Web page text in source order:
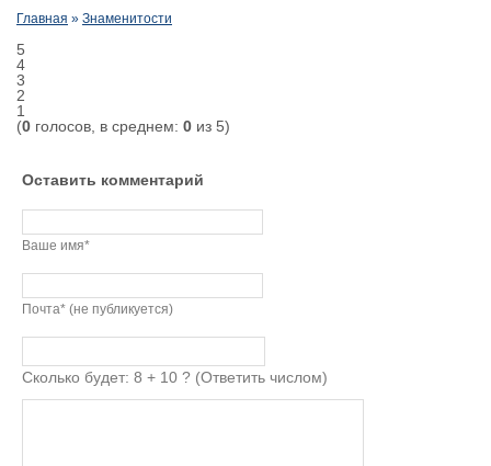
Главная » Знаменитости
5
4
3
2
1
(0 голосов, в среднем: 0 из 5)
Оставить комментарий
Ваше имя*
Почта* (не публикуется)
Сколько будет: 8 + 10 ? (Ответить числом)